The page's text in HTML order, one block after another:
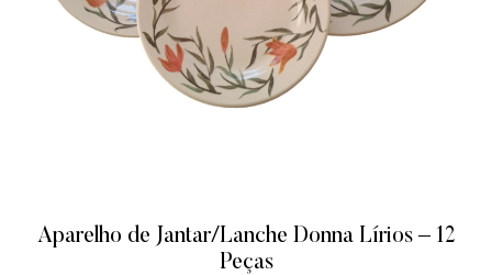
Aparelho de Jantar/Lanche Donna Lírios – 12
Peças